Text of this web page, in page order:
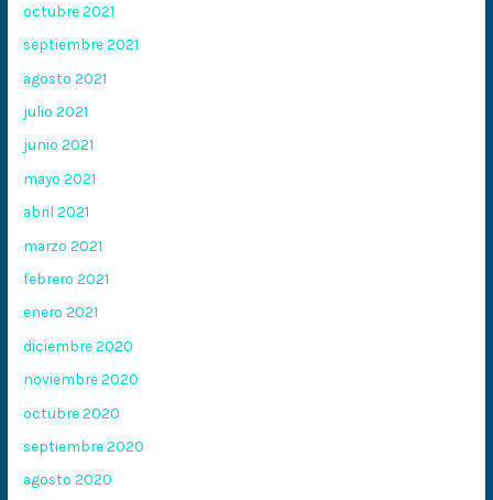
octubre 2021
septiembre 2021
agosto 2021
julio 2021
junio 2021
mayo 2021
abril 2021
marzo 2021
febrero 2021
enero 2021
diciembre 2020
noviembre 2020
octubre 2020
septiembre 2020
agosto 2020